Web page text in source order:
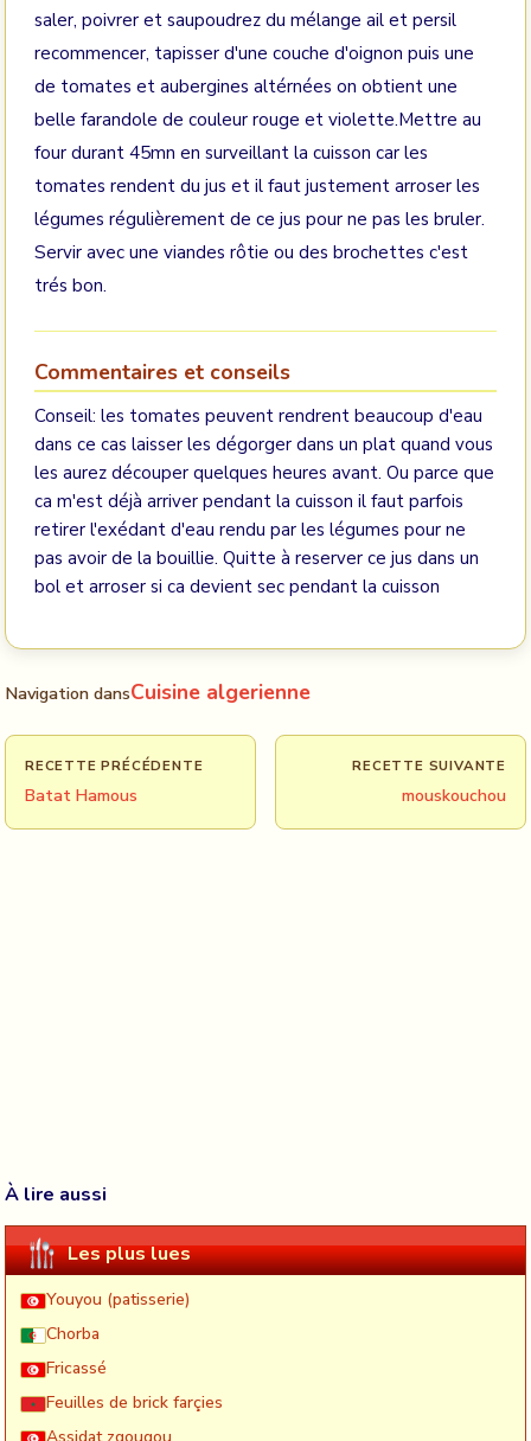
saler, poivrer et saupoudrez du mélange ail et persil
recommencer, tapisser d'une couche d'oignon puis une
de tomates et aubergines altérnées on obtient une
belle farandole de couleur rouge et violette.Mettre au
four durant 45mn en surveillant la cuisson car les
tomates rendent du jus et il faut justement arroser les
légumes régulièrement de ce jus pour ne pas les bruler.
Servir avec une viandes rôtie ou des brochettes c'est
trés bon.
Commentaires et conseils
Conseil: les tomates peuvent rendrent beaucoup d'eau
dans ce cas laisser les dégorger dans un plat quand vous
les aurez découper quelques heures avant. Ou parce que
ca m'est déjà arriver pendant la cuisson il faut parfois
retirer l'exédant d'eau rendu par les légumes pour ne
pas avoir de la bouillie. Quitte à reserver ce jus dans un
bol et arroser si ca devient sec pendant la cuisson
Navigation dansCuisine algerienne
RECETTE PRÉCÉDENTE
Batat Hamous
RECETTE SUIVANTE
mouskouchou
À lire aussi
Les plus lues
Youyou (patisserie)
Chorba
Fricassé
Feuilles de brick farçies